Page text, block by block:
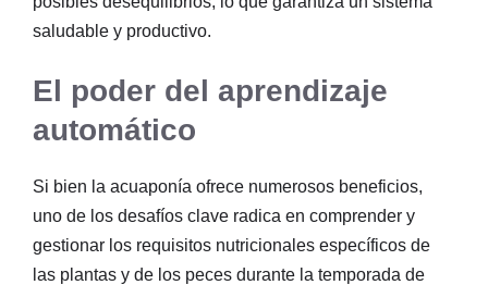
saludable y productivo.
El poder del aprendizaje
automático
Si bien la acuaponía ofrece numerosos beneficios,
uno de los desafíos clave radica en comprender y
gestionar los requisitos nutricionales específicos de
las plantas y de los peces durante la temporada de